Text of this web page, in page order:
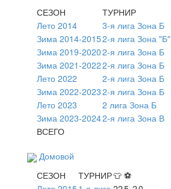
СЕЗОН
ТУРНИР
Лето 2014
3-я лига Зона Б
Зима 2014-20152-я лига Зона "Б"
Зима 2019-20202-я лига Зона Б
Зима 2021-20222-я лига Зона Б
Лето 2022
2-я лига Зона Б
Зима 2022-20232-я лига Зона Б
Лето 2023
2 лига Зона Б
Зима 2023-20242-я лига Зона В
ВСЕГО
Домовой
СЕЗОН
ТУРНИР👕 ⚽